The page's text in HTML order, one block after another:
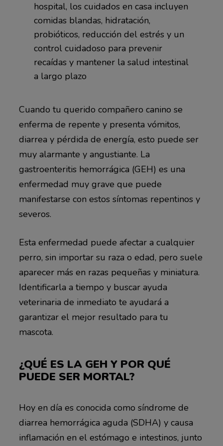
hospital, los cuidados en casa incluyen
comidas blandas, hidratación,
probióticos, reducción del estrés y un
control cuidadoso para prevenir
recaídas y mantener la salud intestinal
a largo plazo
Cuando tu querido compañero canino se
enferma de repente y presenta vómitos,
diarrea y pérdida de energía, esto puede ser
muy alarmante y angustiante. La
gastroenteritis hemorrágica (GEH) es una
enfermedad muy grave que puede
manifestarse con estos síntomas repentinos y
severos.
Esta enfermedad puede afectar a cualquier
perro, sin importar su raza o edad, pero suele
aparecer más en razas pequeñas y miniatura.
Identificarla a tiempo y buscar ayuda
veterinaria de inmediato te ayudará a
garantizar el mejor resultado para tu
mascota.
¿QUÉ ES LA GEH Y POR QUÉ
PUEDE SER MORTAL?
Hoy en día es conocida como síndrome de
diarrea hemorrágica aguda (SDHA) y causa
inflamación en el estómago e intestinos, junto